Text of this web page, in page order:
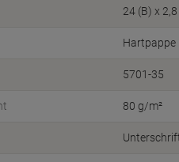
24 (B) x
Hartpappe
5701-35
80 g/m²